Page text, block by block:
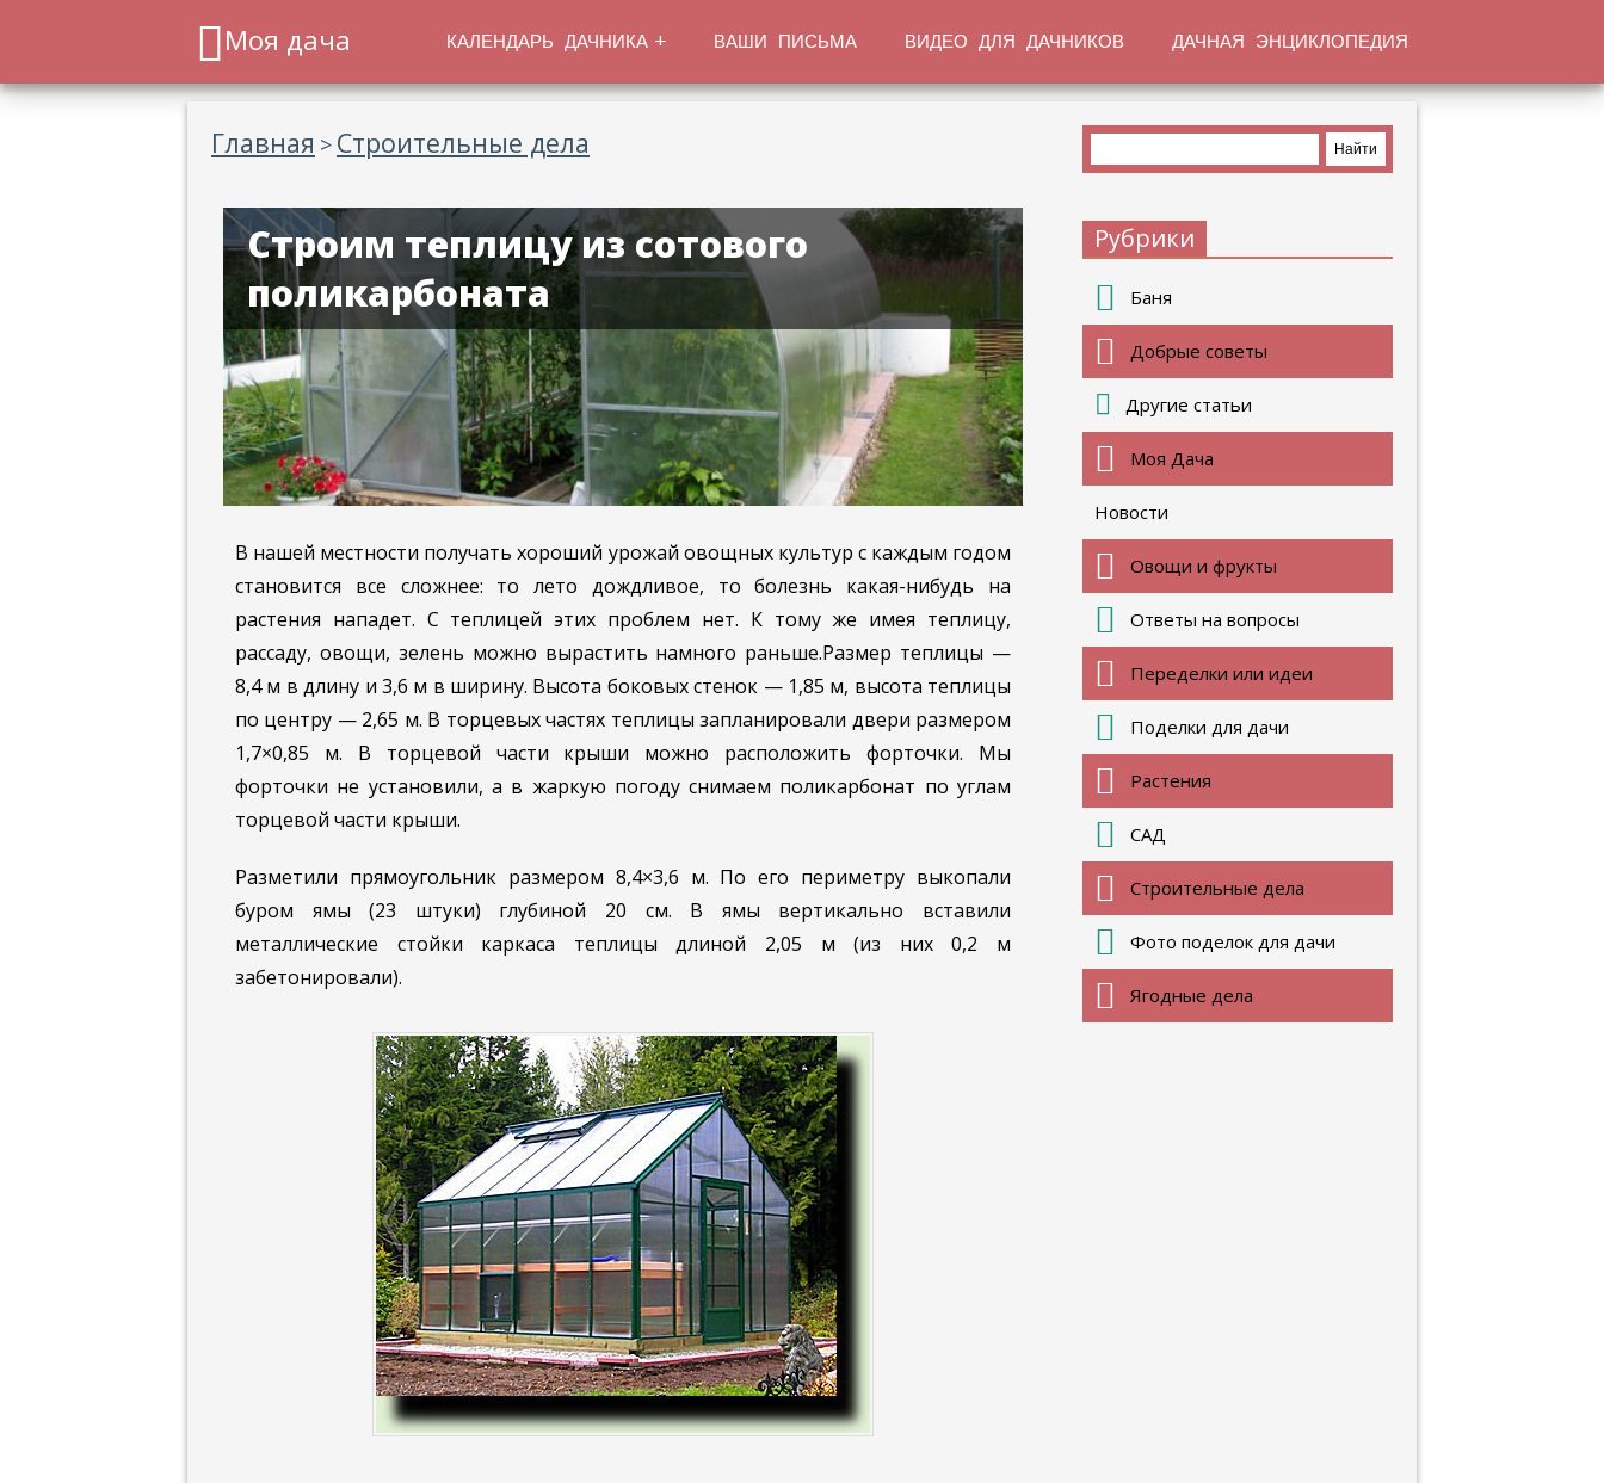
Моя дача КАЛЕНДАРЬ ДАЧНИКА ВАШИ ПИСЬМА ВИДЕО ДЛЯ ДАЧНИКОВ ДАЧНАЯ ЭНЦИКЛОПЕДИЯ
Главная > Строительные дела
Строим теплицу из сотового
поликарбоната
В нашей местности получать хороший урожай овощных культур с каждым годом
ста­новится все сложнее: то лето дождливое, то болезнь какая-нибудь на
растения нападет. С теплицей этих проблем нет. К тому же имея теплицу,
рассаду, овощи, зе­лень можно вырастить на­много раньше.Размер теплицы —
8,4 м в длину и 3,6 м в ширину. Высота боковых стенок — 1,85 м, высота теплицы
по центру — 2,65 м. В торце­вых частях теплицы запла­нировали двери размером
1,7×0,85 м. В торцевой части крыши можно расположить форточки. Мы
форточки не установили, а в жаркую по­году снимаем поликарбонат по углам
торцевой части крыши.
Разметили прямоугольник размером 8,4×3,6 м. По его периметру выкопали
буром ямы (23 штуки) глубиной 20 см. В ямы вертикально вставили
металлические стойки каркаса теплицы длиной 2,05 м (из них 0,2 м
забетонировали).
Рубрики
Баня
Добрые советы
Другие статьи
Моя Дача
Новости
Овощи и фрукты
Ответы на вопросы
Переделки или идеи
Поделки для дачи
Растения
САД
Строительные дела
Фото поделок для дачи
Ягодные дела